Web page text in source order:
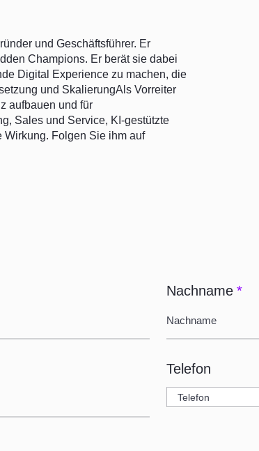
und Geschäftsführer. Er
Champions. Er berät sie dabei
Digital Experience zu machen, die
und SkalierungAls Vorreiter
aufbauen und für
Sales und Service, KI-gestützte
Wirkung. Folgen Sie ihm auf
Nachname *
Telefon